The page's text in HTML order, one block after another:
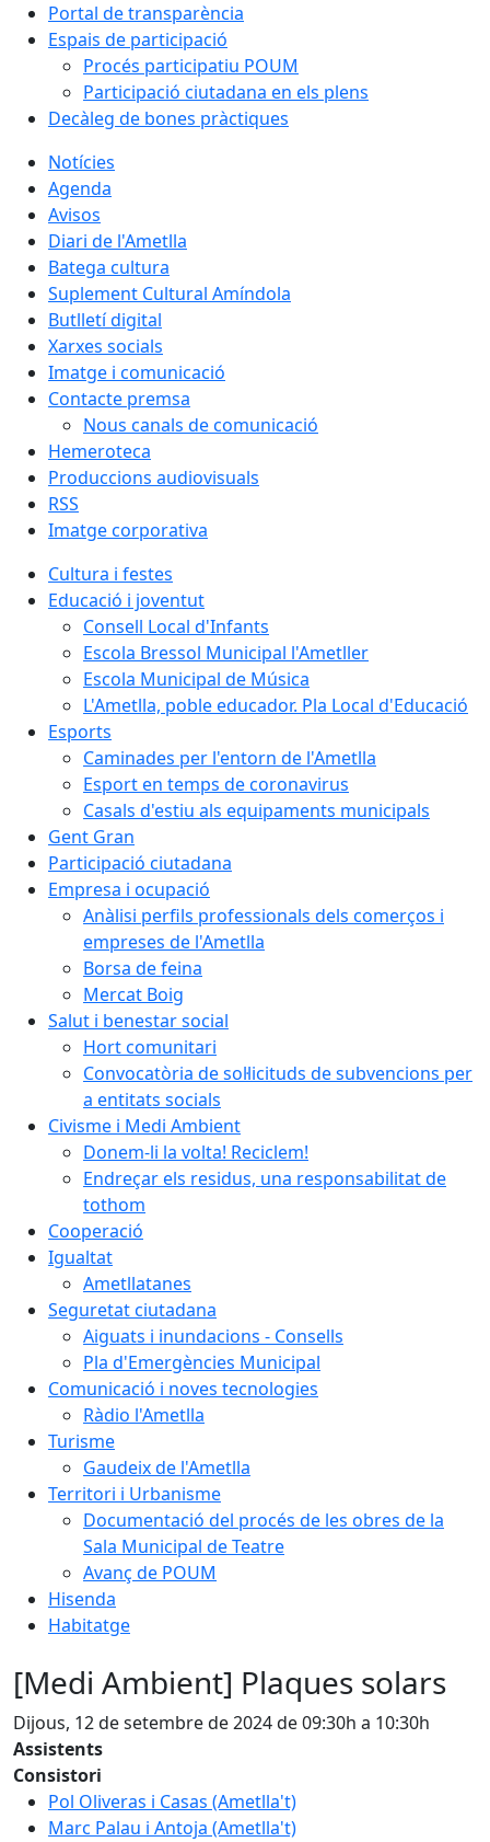
Portal de transparència
Espais de participació
Procés participatiu POUM
Participació ciutadana en els plens
Decàleg de bones pràctiques
Notícies
Agenda
Avisos
Diari de l'Ametlla
Batega cultura
Suplement Cultural Amíndola
Butlletí digital
Xarxes socials
Imatge i comunicació
Contacte premsa
Nous canals de comunicació
Hemeroteca
Produccions audiovisuals
RSS
Imatge corporativa
Cultura i festes
Educació i joventut
Consell Local d'Infants
Escola Bressol Municipal l'Ametller
Escola Municipal de Música
L'Ametlla, poble educador. Pla Local d'Educació
Esports
Caminades per l'entorn de l'Ametlla
Esport en temps de coronavirus
Casals d'estiu als equipaments municipals
Gent Gran
Participació ciutadana
Empresa i ocupació
Anàlisi perfils professionals dels comerços i
empreses de l'Ametlla
Borsa de feina
Mercat Boig
Salut i benestar social
Hort comunitari
Convocatòria de sol·licituds de subvencions per
a entitats socials
Civisme i Medi Ambient
Donem-li la volta! Reciclem!
Endreçar els residus, una responsabilitat de
tothom
Cooperació
Igualtat
Ametllatanes
Seguretat ciutadana
Aiguats i inundacions - Consells
Pla d'Emergències Municipal
Comunicació i noves tecnologies
Ràdio l'Ametlla
Turisme
Gaudeix de l'Ametlla
Territori i Urbanisme
Documentació del procés de les obres de la
Sala Municipal de Teatre
Avanç de POUM
Hisenda
Habitatge
[Medi Ambient] Plaques solars
Dijous, 12 de setembre de 2024 de 09:30h a 10:30h
Assistents
Consistori
Pol Oliveras i Casas (Ametlla't)
Marc Palau i Antoja (Ametlla't)